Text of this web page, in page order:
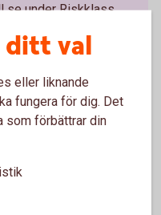
se under Riskklass.
och
ditt val
eller liknande
fungera för dig. Det
som förbättrar din